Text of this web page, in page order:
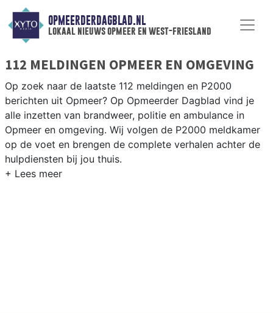
OPMEERDERDAGBLAD.NL
lokaal nieuws opmeer en west-friesland
112 MELDINGEN OPMEER EN OMGEVING
Op zoek naar de laatste 112 meldingen en P2000
berichten uit Opmeer? Op Opmeerder Dagblad vind je
alle inzetten van brandweer, politie en ambulance in
Opmeer en omgeving. Wij volgen de P2000 meldkamer
op de voet en brengen de complete verhalen achter de
hulpdiensten bij jou thuis.